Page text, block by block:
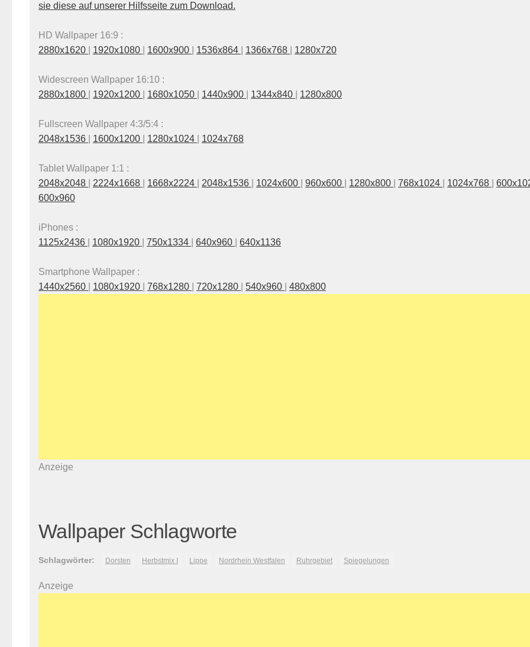
sie diese auf unserer Hilfsseite zum Download.
HD Wallpaper 16:9 :
2880x1620
1920x1080 1600x900 1536x864 1366x768 1280x720
Widescreen Wallpaper 16:10 :
2880x1800
1920x1200 1680x1050 1440x900 1344x840 1280x800
Fullscreen Wallpaper 4:3/5:4 :
2048x1536
1600x1200 1280x1024 1024x768
Tablet Wallpaper 1:1 :
2048x2048
2224x1668 1668x2224 2048x1536 1024x600 960x600 1280x800 768x1024 1024x768
600x960
iPhones :
1125x2436
1080x1920 750x1334 640x960 640x1136
Smartphone Wallpaper :
1440x2560
1080x1920 768x1280 720x1280 540x960 480x800
Anzeige
Wallpaper Schlagworte
Schlagwörter: Dorsten Herbstmix I Lippe Nordrhein Westfalen Ruhrgebiet Spiegelungen
Anzeige